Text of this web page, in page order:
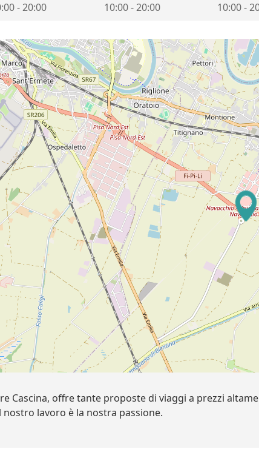
-20:00
10:00-20:00
10:00-
Cascina, offre tante proposte di viaggi a prezzi
lavoro è la nostra passione.